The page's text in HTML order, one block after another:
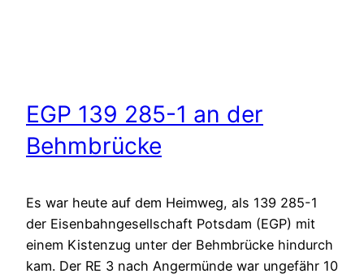
EGP 139 285-1 an der
Behmbrücke
Es war heute auf dem Heimweg, als 139 285-1
der Eisenbahngesellschaft Potsdam (EGP) mit
einem Kistenzug unter der Behmbrücke hindurch
kam. Der RE 3 nach Angermünde war ungefähr 10